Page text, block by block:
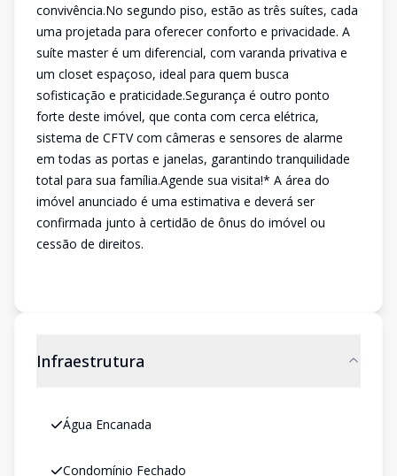
convivência.No segundo piso, estão as três suítes, cada
uma projetada para oferecer conforto e privacidade. A
suíte master é um diferencial, com varanda privativa e
um closet espaçoso, ideal para quem busca
sofisticação e praticidade.Segurança é outro ponto
forte deste imóvel, que conta com cerca elétrica,
sistema de CFTV com câmeras e sensores de alarme
em todas as portas e janelas, garantindo tranquilidade
total para sua família.Agende sua visita!* A área do
imóvel anunciado é uma estimativa e deverá ser
confirmada junto à certidão de ônus do imóvel ou
cessão de direitos.
Infraestrutura
Água Encanada
Condomínio Fechado